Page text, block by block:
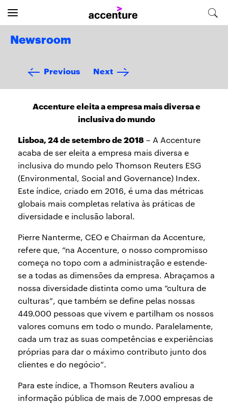
Newsroom
Previous Next
Accenture eleita a empresa mais diversa e
inclusiva do mundo
Lisboa, 24 de setembro de 2018 – A Accenture
acaba de ser eleita a empresa mais diversa e
inclusiva do mundo pelo Thomson Reuters ESG
(Environmental, Social and Governance) Index.
Este índice, criado em 2016, é uma das métricas
globais mais completas relativa às práticas de
diversidade e inclusão laboral.
Pierre Nanterme, CEO e Chairman da Accenture,
refere que, “na Accenture, o nosso compromisso
começa no topo com a administração e estende-
se a todas as dimensões da empresa. Abraçamos a
nossa diversidade distinta como uma “cultura de
culturas”, que também se define pelas nossas
449.000 pessoas que vivem e partilham os nossos
valores comuns em todo o mundo. Paralelamente,
cada um traz as suas competências e experiências
próprias para dar o máximo contributo junto dos
clientes e do negócio”.
Para este índice, a Thomson Reuters avaliou a
informação pública de mais de 7.000 empresas de